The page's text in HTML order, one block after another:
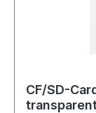
CF/SD-